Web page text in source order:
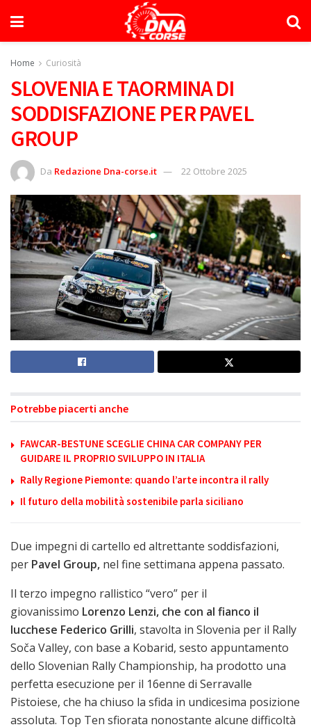
Home Curiosità
SLOVENIA E TAORMINA DI
SODDISFAZIONE PER PAVEL
GROUP
Da Redazione Dna-corse.it 22 Ottobre 2025
Potrebbe piacerti anche
FAWCAR-BESTUNE SCEGLIE CHINA CAR COMPANY PER
GUIDARE IL PROPRIO SVILUPPO IN ITALIA
Rally Regione Piemonte: quando l’arte incontra il rally
Il futuro della mobilità sostenibile parla siciliano
Due impegni di cartello ed altrettante soddisfazioni,
per Pavel Group, nel fine settimana appena passato.
Il terzo impegno rallistico “vero” per il
giovanissimo Lorenzo Lenzi, che con al fianco il
lucchese Federico Grilli, stavolta in Slovenia per il Rally
Soča Valley, con base a Kobarid, sesto appuntamento
dello Slovenian Rally Championship, ha prodotto una
perfetta esecuzione per il 16enne di Serravalle
Pistoiese, che ha chiuso la sfida in undicesima posizione
assoluta. Top Ten sfiorata nonostante alcune difficoltà